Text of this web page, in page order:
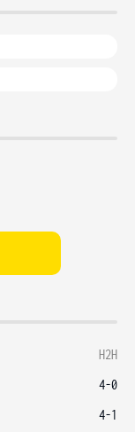
H2H
4-0
4-1